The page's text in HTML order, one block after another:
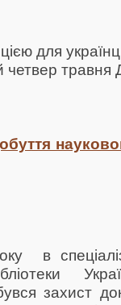
для
четвер
в
захист